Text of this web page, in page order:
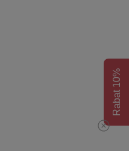
Rabat 10%